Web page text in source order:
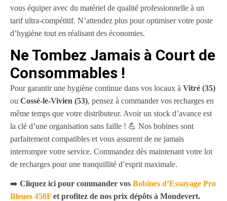
vous équiper avec du matériel de qualité professionnelle à un
tarif ultra-compétitif. N’attendez plus pour optimiser votre poste
d’hygiène tout en réalisant des économies.
Ne Tombez Jamais à Court de
Consommables !
Pour garantir une hygiène continue dans vos locaux à Vitré (35)
ou Cossé-le-Vivien (53), pensez à commander vos recharges en
même temps que votre distributeur. Avoir un stock d’avance est
la clé d’une organisation sans faille ! 💪 Nos bobines sont
parfaitement compatibles et vous assurent de ne jamais
interrompre votre service. Commandez dès maintenant votre lot
de recharges pour une tranquillité d’esprit maximale.
➡️ Cliquez ici pour commander vos Bobines d’Essuyage Pro
Bleues 450F et profitez de nos prix dépôts à Mondevert.